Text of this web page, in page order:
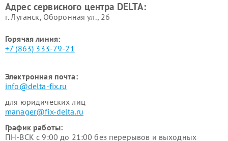
Адрес сервисного центра DELTA:
г. Луганск, Оборонная ул., 26
Горячая линия:
+7 (863) 333-79-21
Электронная почта:
info@delta-fix.ru
для юридических лиц
manager@fix-delta.ru
График работы:
ПН-ВСК с 9:00 до 21:00 без перерывов и выходных